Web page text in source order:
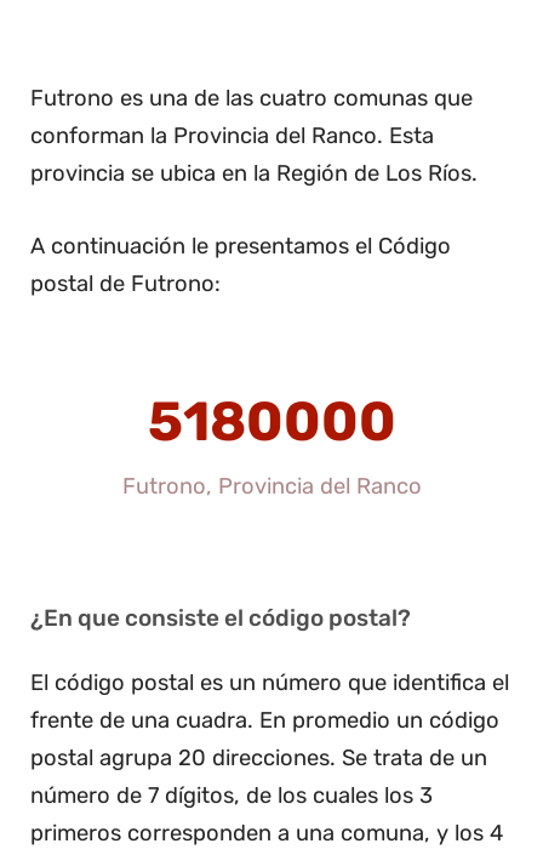
Futrono es una de las cuatro comunas que
conforman la Provincia del Ranco. Esta
provincia se ubica en la Región de Los Ríos.
A continuación le presentamos el Código
postal de Futrono:
5180000
Futrono, Provincia del Ranco
¿En que consiste el código postal?
El código postal es un número que identifica el
frente de una cuadra. En promedio un código
postal agrupa 20 direcciones. Se trata de un
número de 7 dígitos, de los cuales los 3
primeros corresponden a una comuna, y los 4